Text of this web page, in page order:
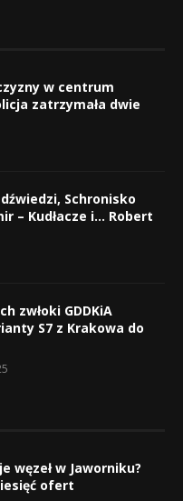
w centrum
zatrzymała dwie
Schronisko
– Kudłacze i… Robert
zwłoki GDDKiA
S7 z Krakowa do
węzeł w Jaworniku?
ofert